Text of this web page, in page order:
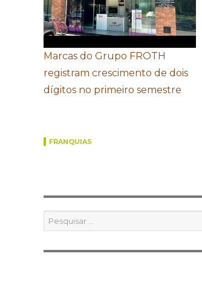
Marcas do Grupo FROTH
registram crescimento de dois
dígitos no primeiro semestre
FRANQUIAS
Pesquisar
por: